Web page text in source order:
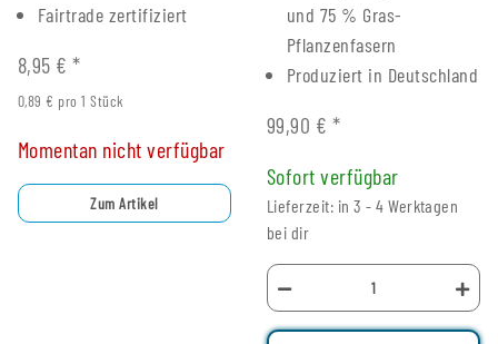
Fairtrade zertifiziert
8,95 €*
0,89 € pro 1 Stück
Momentan nicht verfügbar
Zum Artikel
und 75 % Gras-
Pflanzenfasern
Produziert in Deutschland
99,90 € *
Sofort verfügbar
Lieferzeit: in 3 - 4 Werktagen
bei dir